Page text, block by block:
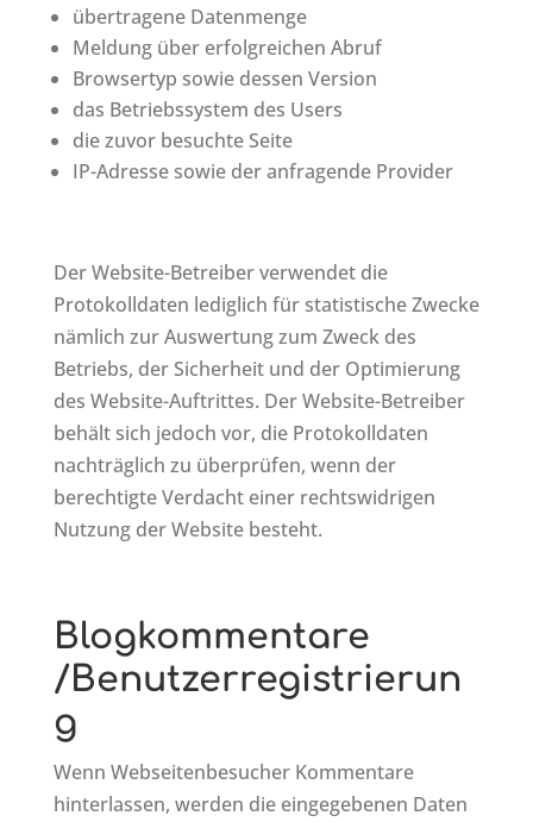
übertragene Datenmenge
Meldung über erfolgreichen Abruf
Browsertyp sowie dessen Version
das Betriebssystem des Users
die zuvor besuchte Seite
IP-Adresse sowie der anfragende Provider
Der Website-Betreiber verwendet die
Protokolldaten lediglich für statistische Zwecke
nämlich zur Auswertung zum Zweck des
Betriebs, der Sicherheit und der Optimierung
des Website-Auftrittes. Der Website-Betreiber
behält sich jedoch vor, die Protokolldaten
nachträglich zu überprüfen, wenn der
berechtigte Verdacht einer rechtswidrigen
Nutzung der Website besteht.
Blogkommentare
/Benutzerregistrierun
g
Wenn Webseitenbesucher Kommentare
hinterlassen, werden die eingegebenen Daten